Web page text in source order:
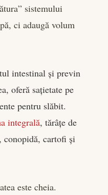
sistemului
ci adaugă volum
intestinal și previn
oferă sațietate pe
pentru slăbit.
integrală, tărâțe de
conopidă, cartofi și
este cheia.